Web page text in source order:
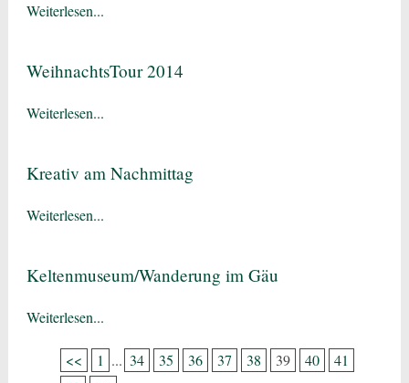
Weiterlesen...
WeihnachtsTour 2014
Weiterlesen...
Kreativ am Nachmittag
Weiterlesen...
Keltenmuseum/Wanderung im Gäu
Weiterlesen...
<< 1 ... 34 35 36 37 38 39 40
41